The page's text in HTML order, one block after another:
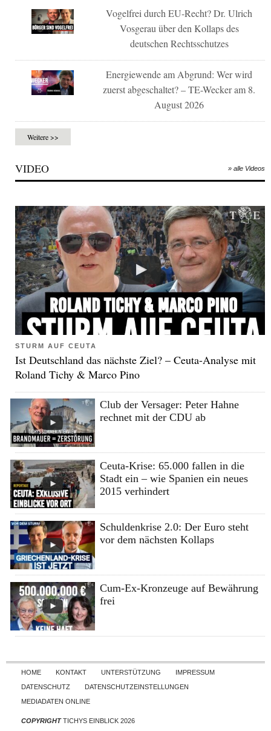
Vogelfrei durch EU-Recht? Dr. Ulrich
Vosgerau über den Kollaps des
deutschen Rechtsschutzes
Energiewende am Abgrund: Wer wird
zuerst abgeschaltet? – TE-Wecker am 8.
August 2026
Weitere >>
VIDEO » alle Videos
STURM AUF CEUTA
Ist Deutschland das nächste Ziel? – Ceuta-Analyse mit
Roland Tichy & Marco Pino
Club der Versager: Peter Hahne
rechnet mit der CDU ab
Ceuta-Krise: 65.000 fallen in die
Stadt ein – wie Spanien ein neues
2015 verhindert
Schuldenkrise 2.0: Der Euro steht
vor dem nächsten Kollaps
Cum-Ex-Kronzeuge auf Bewährung
frei
Skip to content
HOME KONTAKT UNTERSTÜTZUNG
IMPRESSUM
DATENSCHUTZ
DATENSCHUTZEINSTELLUNGEN
MEDIADATEN ONLINE
COPYRIGHTTICHYS EINBLICK 2026